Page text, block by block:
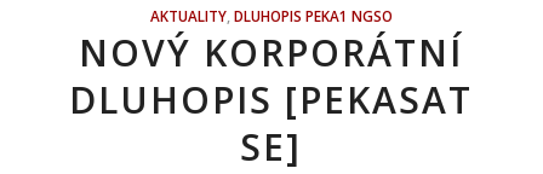
AKTUALITY, DLUHOPIS PEKA1 NGSO
NOVÝ KORPORÁTNÍ
DLUHOPIS [PEKASAT
SE]